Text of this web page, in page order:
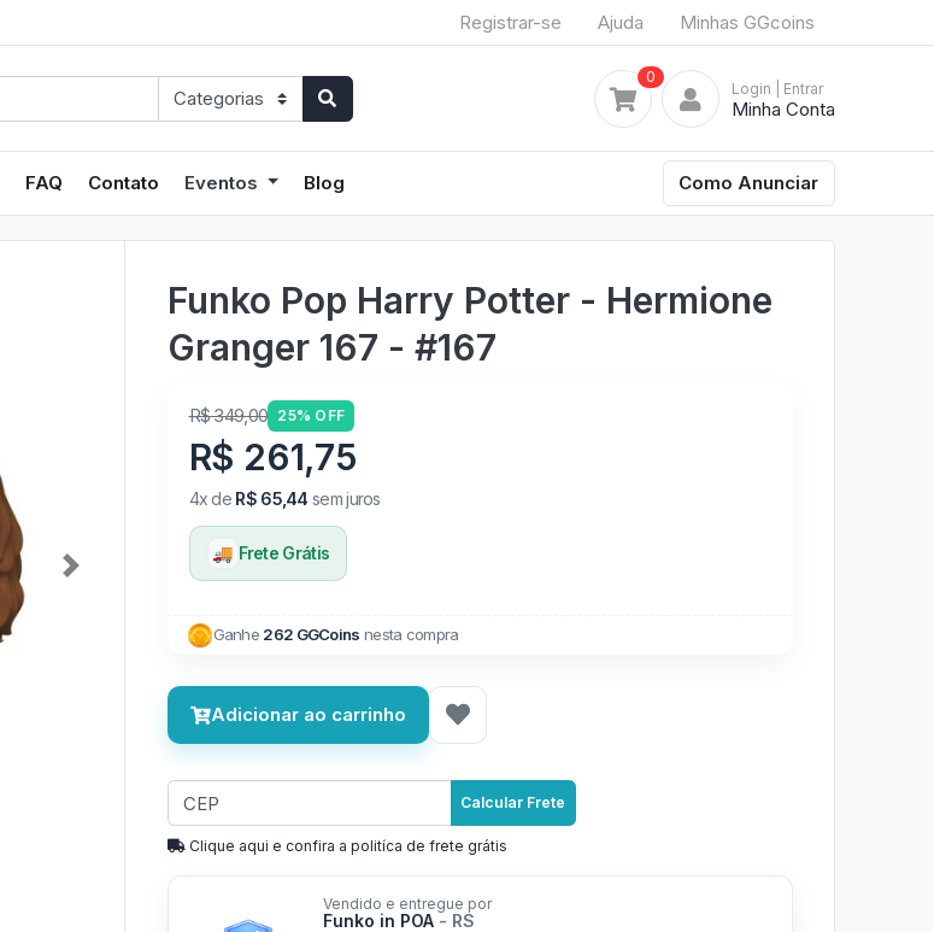
Registrar-se Ajuda Minhas GGcoins
0
Login | Entrar
Minha Conta
FAQ Contato Eventos Blog Como Anunciar
Next
Funko Pop Harry Potter - Hermione
Granger 167 - #167
R$ 349,00 25% OFF
R$ 261,75
4x de R$ 65,44 sem juros
🚚 Frete Grátis
Ganhe 262 GGCoins nesta compra
Adicionar ao carrinho
Calcular Frete
Clique aqui e confira a politíca de frete grátis
Vendido e entregue por
Funko in POA - RS